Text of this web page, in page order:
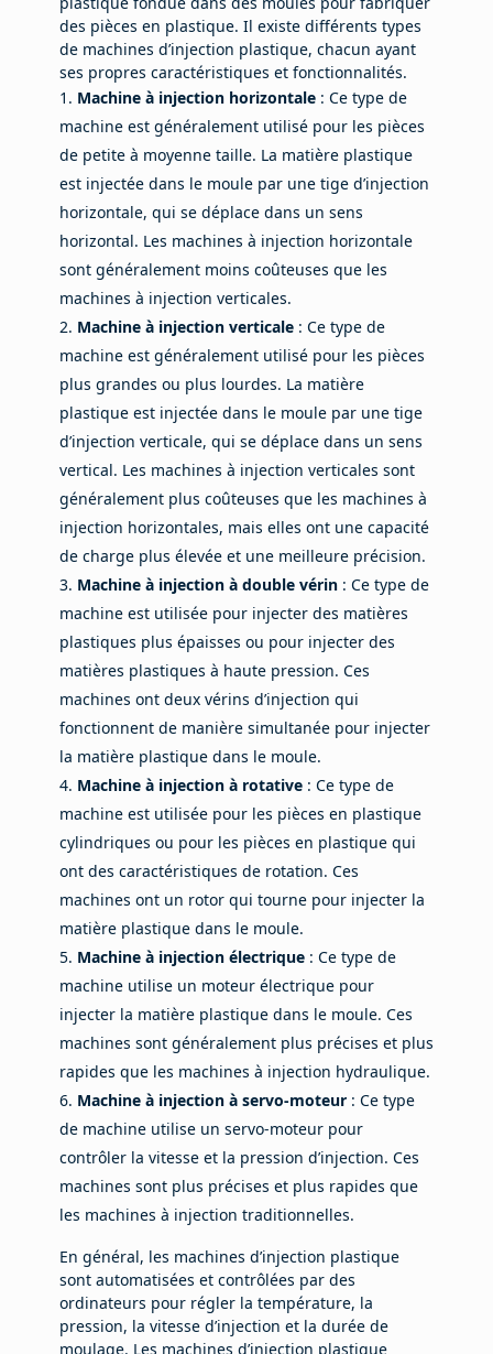
des pièces en plastique. Il existe différents types
de machines d’injection plastique, chacun ayant
ses propres caractéristiques et fonctionnalités.
Machine à injection horizontale: Ce type de
machine est généralement utilisé pour les pièces
de petite à moyenne taille. La matière plastique
est injectée dans le moule par une tige d’injection
horizontale, qui se déplace dans un sens
horizontal. Les machines à injection horizontale
sont généralement moins coûteuses que les
machines à injection verticales.
Machine à injection verticale: Ce type de
machine est généralement utilisé pour les pièces
plus grandes ou plus lourdes. La matière
plastique est injectée dans le moule par une tige
d’injection verticale, qui se déplace dans un sens
vertical. Les machines à injection verticales sont
généralement plus coûteuses que les machines à
injection horizontales, mais elles ont une capacité
de charge plus élevée et une meilleure précision.
Machine à injection à double vérin: Ce type de
machine est utilisée pour injecter des matières
plastiques plus épaisses ou pour injecter des
matières plastiques à haute pression. Ces
machines ont deux vérins d’injection qui
fonctionnent de manière simultanée pour injecter
la matière plastique dans le moule.
Machine à injection à rotative: Ce type de
machine est utilisée pour les pièces en plastique
cylindriques ou pour les pièces en plastique qui
ont des caractéristiques de rotation. Ces
machines ont un rotor qui tourne pour injecter la
matière plastique dans le moule.
Machine à injection électrique: Ce type de
machine utilise un moteur électrique pour
injecter la matière plastique dans le moule. Ces
machines sont généralement plus précises et plus
rapides que les machines à injection hydraulique.
Machine à injection à servo-moteur: Ce type
de machine utilise un servo-moteur pour
contrôler la vitesse et la pression d’injection. Ces
machines sont plus précises et plus rapides que
les machines à injection traditionnelles.
En général, les machines d’injection plastique
sont automatisées et contrôlées par des
ordinateurs pour régler la température, la
pression, la vitesse d’injection et la durée de
moulage. Les machines d’injection plastique